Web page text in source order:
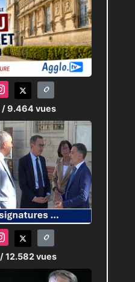
/ 9.464 vues
/ 12.582 vues